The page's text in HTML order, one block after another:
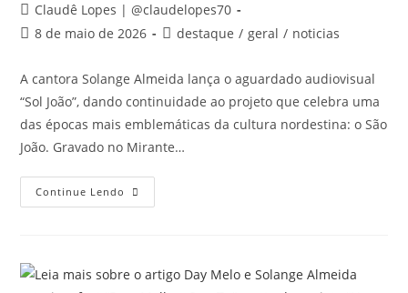
Claudê Lopes | @claudelopes70
8 de maio de 2026
destaque / geral / noticias
A cantora Solange Almeida lança o aguardado audiovisual
“Sol João”, dando continuidade ao projeto que celebra uma
das épocas mais emblemáticas da cultura nordestina: o São
João. Gravado no Mirante…
Continue Lendo